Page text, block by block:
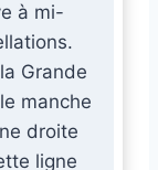
à mi-
Grande
manche
droite
ligne